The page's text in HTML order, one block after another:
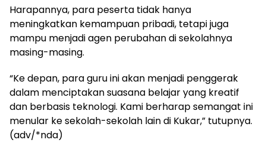
Harapannya, para peserta tidak hanya
meningkatkan kemampuan pribadi, tetapi juga
mampu menjadi agen perubahan di sekolahnya
masing-masing.
“Ke depan, para guru ini akan menjadi penggerak
dalam menciptakan suasana belajar yang kreatif
dan berbasis teknologi. Kami berharap semangat ini
menular ke sekolah-sekolah lain di Kukar,” tutupnya.
(adv/*nda)